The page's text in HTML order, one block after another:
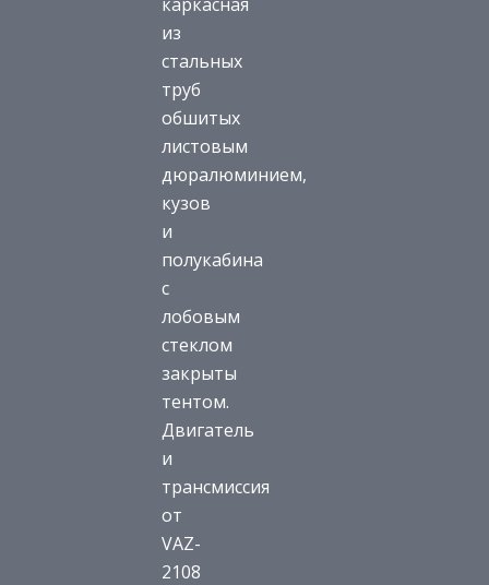
из
стальных
труб
обшитых
листовым
дюралюминием,
кузов
и
полукабина
с
лобовым
стеклом
закрыты
тентом.
Двигатель
и
трансмиссия
от
VAZ-
2108